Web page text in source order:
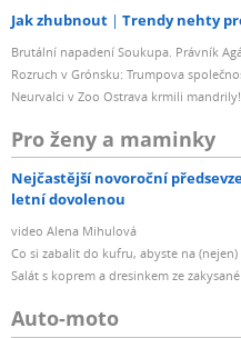
Jak zhubnout Trendy nehty
Brutální napadení Soukupa. Právník
Rozruch v Grónsku: Trumpova
Neurvalci v Zoo Ostrava krmili
Pro ženy a maminky
Nejčastější novoroční
letní dovolenou
video Alena Mihulová
Co si zabalit do kufru, abyste na (nejen)
Salát s koprem a dresinkem ze
Auto-moto